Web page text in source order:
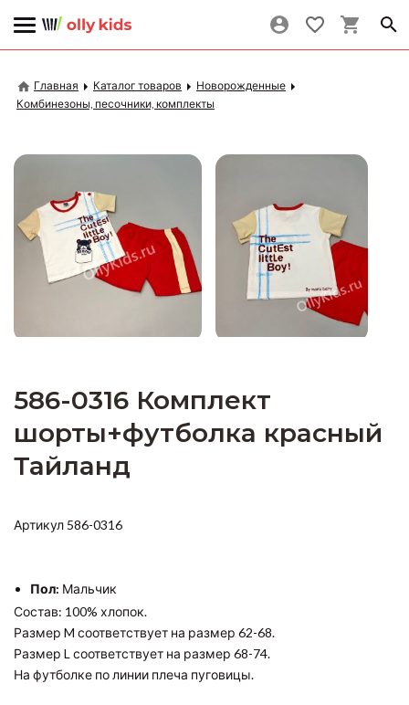
Главная Каталог товаров
Новорожденные
Комбинезоны, песочники, комплекты
586-0316 Комплект
шорты+футболка красный
Тайланд
Артикул 586-0316
Пол: Мальчик
Состав: 100% хлопок.
Размер M соответствует на размер 62-68.
Размер L соответствует на размер 68-74.
На футболке по линии плеча пуговицы.